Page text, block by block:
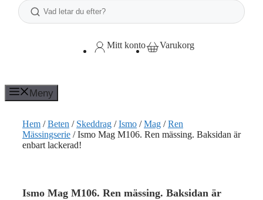
Sök
Mitt konto Varukorg
Meny
Hem /Beten / Skeddrag /Ismo /Mag /Ren
Mässingserie / Ismo Mag M106. Ren mässing. Baksidan är
enbart lackerad!
Ismo Mag M106. Ren mässing. Baksidan är